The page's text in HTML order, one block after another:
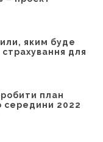
яким буде
страхування для
план
середини 2022